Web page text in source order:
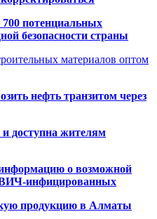
потенциальных
безопасности страны
материалов оптом
нефть транзитом через
доступна жителям
о возможной
ВИЧ-инфицированных
продукцию в Алматы